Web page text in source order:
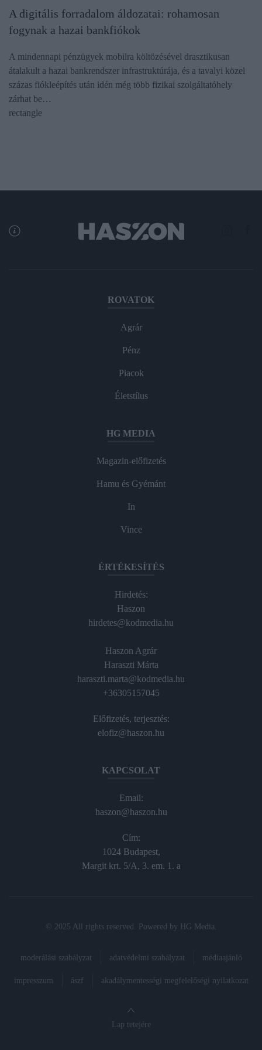
A digitális forradalom áldozatai: rohamosan
fogynak a hazai bankfiókok
A mindennapi pénzügyek mobilra költözésével drasztikusan
átalakult a hazai bankrendszer infrastruktúrája, és a tavalyi közel
százas fiókleépítés után idén még több fizikai szolgáltatóhely
zárhat be…
rectangle
ROVATOK
Agrár
Pénz
Piacok
Életstílus
HG MEDIA
Magazin-előfizetés
Hamu és Gyémánt
In
Vince
ÉRTÉKESÍTÉS
Hirdetés:
Haszon
hirdetes@kodmedia.hu
Haszon Agrár
Haraszti Márta
haraszti.marta@kodmedia.hu
+36305157045
Előfizetés, terjesztés:
elofiz@haszon.hu
KAPCSOLAT
Email:
haszon@haszon.hu
Cím:
1024 Budapest,
Margit krt. 5/A, 3. em. 1. a
© 2025 All rights reserved. Powered by HG Media
moderálási szabályzat adatvédelmi szabályzat médiaajánló
impresszum ászf akadálymentességi megfelelőségi nyilatkozat
Lap tetejére